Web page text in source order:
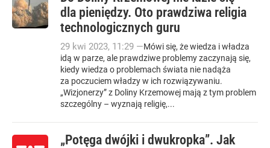
dla pieniędzy. Oto prawdziwa religia
technologicznych guru
29 kwi 2023, 11:29 —Mówi się, że wiedza i władza
idą w parze, ale prawdziwe problemy zaczynają się,
kiedy wiedza o problemach świata nie nadąża
za poczuciem władzy w ich rozwiązywaniu.
„Wizjonerzy” z Doliny Krzemowej mają z tym problem
szczególny – wyznają religię,...
„Potęga dwójki i dwukropka”. Jak